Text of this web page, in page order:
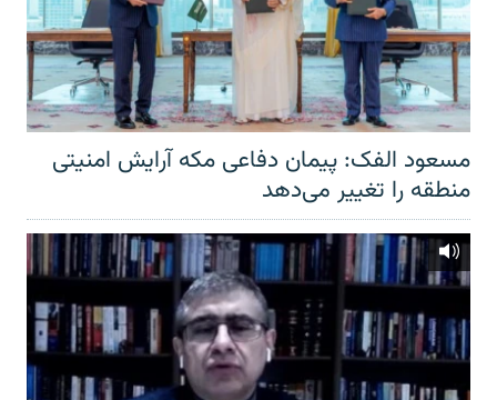
مسعود الفک: پیمان دفاعی مکه آرایش امنیتی
منطقه را تغییر می‌دهد